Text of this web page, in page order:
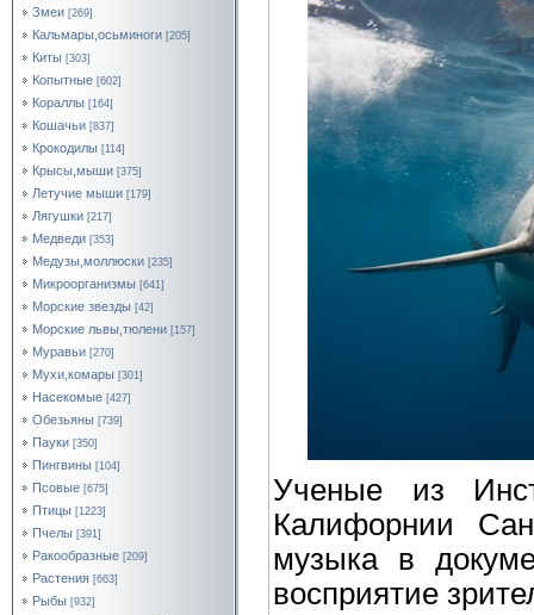
Змеи [269]
Кальмары,осьминоги [205]
Киты [303]
Копытные [602]
Кораллы [164]
Кошачьи [837]
Крокодилы [114]
Крысы,мыши [375]
Летучие мыши [179]
Лягушки [217]
Медведи [353]
Медузы,моллюски [235]
Микроорганизмы [641]
Морские звезды [42]
Морские львы,тюлени [157]
Муравьи [270]
Мухи,комары [301]
Насекомые [427]
Обезьяны [739]
Пауки [350]
Пингвины [104]
Псовые [675]
Птицы [1223]
Пчелы [391]
Ракообразные [209]
Растения [663]
Рыбы [932]
Ученые из
Калифорнии
музыка в
восприятие